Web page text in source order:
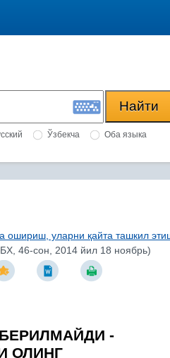
Ўзбекча Оба языка
уларни қайта ташкил
46-сон, 2014 йил 18 ноябрь)
-
ОЛИНГ